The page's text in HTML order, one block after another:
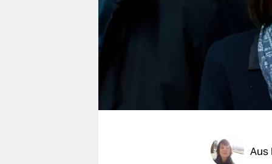
veranstaltungen
Aus